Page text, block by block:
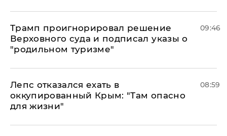
Трамп проигнорировал решение
Верховного суда и подписал указы о
"родильном туризме"
09:46
Лепс отказался ехать в
оккупированный Крым: "Там опасно
для жизни"
08:59